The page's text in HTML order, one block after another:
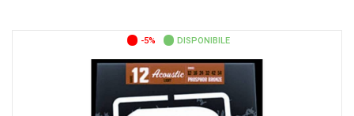
-5% DISPONIBILE